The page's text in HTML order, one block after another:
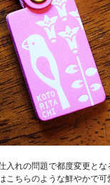
入れの問題で都度変更とな
こちらのような鮮やかで可